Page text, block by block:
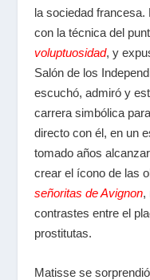
la sociedad francesa.
con la técnica del
voluptuosidad, y
Salón de los
escuchó, admiró y
carrera simbólica
directo con él, en un
tomado años
crear el ícono de las
señoritas de Avignon,
contrastes entre el
prostitutas.
Matisse se